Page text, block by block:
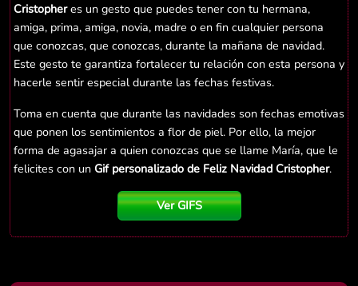
Cristopheres un gesto que puedes tener con tu hermana,
amiga, prima, amiga, novia, madre o en fin cualquier persona
que conozcas, que conozcas, durante la mañana de navidad.
Este gesto te garantiza fortalecer tu relación con esta persona y
hacerle sentir especial durante las fechas festivas.
Toma en cuenta que durante las navidades son fechas emotivas
que ponen los sentimientos a flor de piel. Por ello, la mejor
forma de agasajar a quien conozcas que se llame María, que le
felicites con un Gif personalizado de Feliz Navidad Cristopher.
Ver GIFS